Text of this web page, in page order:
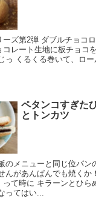
ズ第2弾 ダブルチョコ
コレート生地に板チョコ
くるくる巻いて、ロー
ペタンコすぎた
とトンカツ
のメニューと同じ位パン
んがあんぱんでも焼く
って時に キラーンとひら
ってはい...